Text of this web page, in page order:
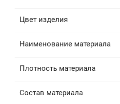
Цвет изделия
Наименование материала
Плотность материала
Состав материала